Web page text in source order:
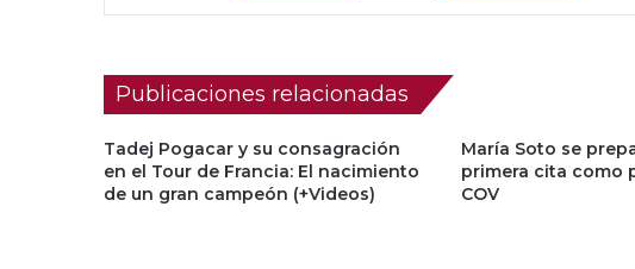
Publicaciones relacionadas
Tadej Pogacar y su consagración
en el Tour de Francia: El nacimiento
de un gran campeón (+Videos)
María Soto se
primera cita como
COV